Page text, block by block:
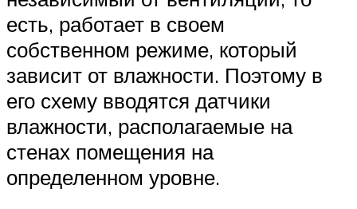
есть, работает в своем
собственном режиме, который
зависит от влажности. Поэтому в
его схему вводятся датчики
влажности, располагаемые на
стенах помещения на
определенном уровне.